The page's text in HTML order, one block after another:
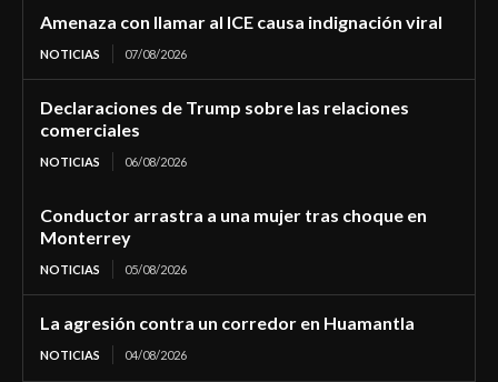
Amenaza con llamar al ICE causa indignación viral
NOTICIAS 07/08/2026
Declaraciones de Trump sobre las relaciones
comerciales
NOTICIAS 06/08/2026
Conductor arrastra a una mujer tras choque en
Monterrey
NOTICIAS 05/08/2026
La agresión contra un corredor en Huamantla
NOTICIAS 04/08/2026